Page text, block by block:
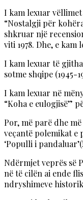
I kam lexuar vëllimet
“Nostalgji për
shkruar një
viti 1978. Dhe, e
I kam lexuar të
sotme shqipe (1945-
I kam lexuar në
“Koha e eulogjisë”
Por, më parë dhe
veçantë polemikat e
‘Populli i
Ndërmjet veprës së
në të cilën ai ende
ndryshimeve